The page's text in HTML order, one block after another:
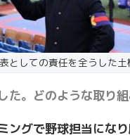
としての責任を全うした土
。どのような取り組
ングで野球担当にな